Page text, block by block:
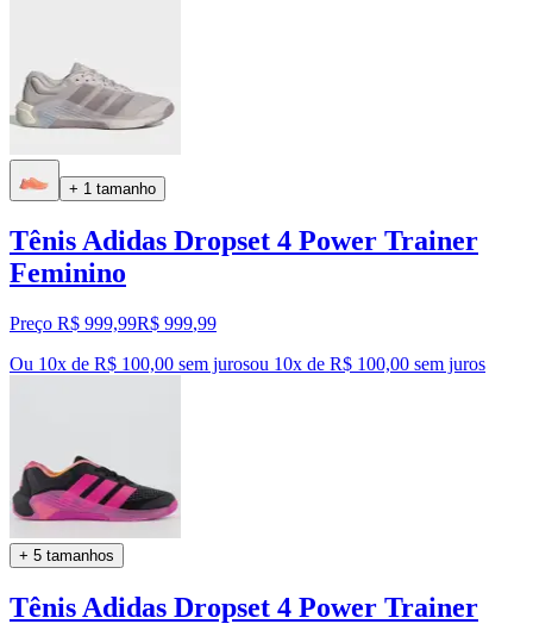
+ 1 tamanho
Tênis Adidas Dropset 4 Power Trainer
Feminino
Preço R$ 999,99R$ 999,99
Ou 10x de R$ 100,00 sem jurosou 10x de R$ 100,00 sem juros
+ 5 tamanhos
Tênis Adidas Dropset 4 Power Trainer